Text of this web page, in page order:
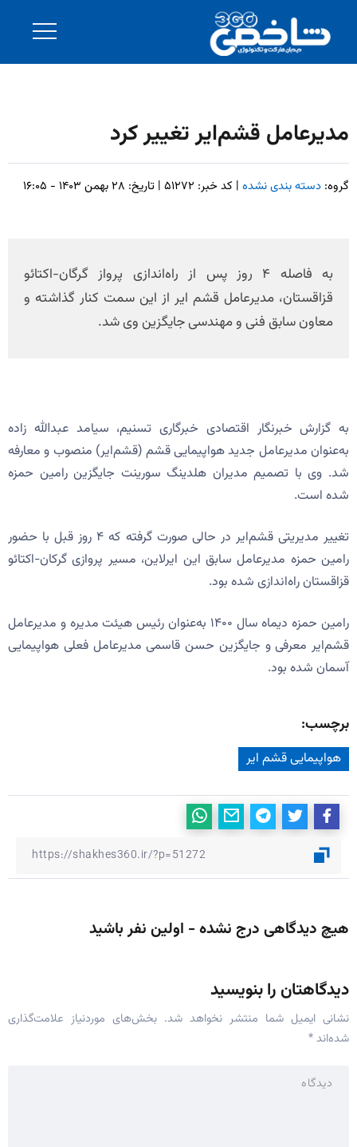
مدیرعامل قشم‌ایر تغییر کرد
گروه: دسته بندی نشده | کد خبر: ۵۱۲۷۲ | تاریخ: ۲۸ بهمن ۱۴۰۳ - ۱۶:۰۵
به فاصله ۴ روز پس از راه‌اندازی پرواز گرگان-اکتائو
قزاقستان، مدیرعامل قشم ایر از این سمت کنار گذاشته و
معاون سابق فنی و مهندسی جایگزین وی شد.
به گزارش خبرنگار اقتصادی خبرگاری تسنیم، سیامد عبدالله زاده
به‌عنوان مدیرعامل جدید هواپیمایی قشم (قشم‌ایر) منصوب و معارفه
شد. وی با تصمیم مدیران هلدینگ سورینت جایگزین رامین حمزه
شده است.
تغییر مدیریتی قشم‌ایر در حالی صورت گرفته که ۴ روز قبل با حضور
رامین حمزه مدیرعامل سابق این ایرلاین، مسیر پروازی گرکان-اکتائو
قزاقستان راه‌اندازی شده بود.
رامین حمزه دیماه سال ۱۴۰۰ به‌عنوان رئیس هیئت مدیره و مدیرعامل
قشم‌ایر معرفی و جایگزین حسن قاسمی مدیرعامل فعلی هواپیمایی
آسمان شده بود.
برچسب:
هواپیمایی قشم اير
هیچ دیدگاهی درج نشده - اولین نفر باشید
دیدگاهتان را بنویسید
نشانی ایمیل شما منتشر نخواهد شد. بخش‌های موردنیاز علامت‌گذاری
شده‌اند*